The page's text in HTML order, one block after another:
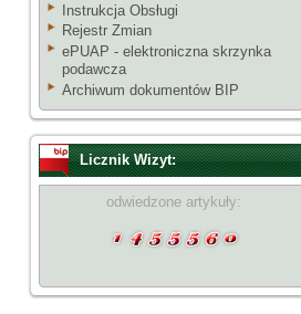
Instrukcja Obsługi
Rejestr Zmian
ePUAP - elektroniczna skrzynka
podawcza
Archiwum dokumentów BIP
Licznik Wizyt:
odwiedzone artykuły: